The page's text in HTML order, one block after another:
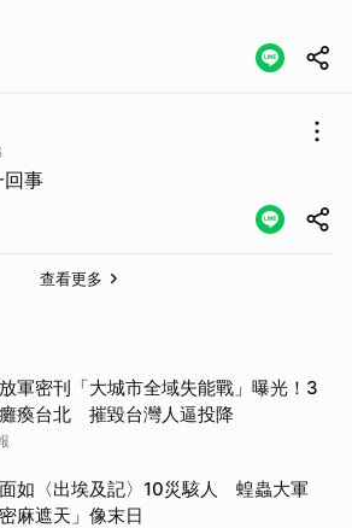
回事
查看更多
軍密刊「大城市全域失能戰」曝光！3
瘓台北 摧毀台灣人逼投降
如〈出埃及記〉10災駭人 蝗蟲大軍
密麻遮天」像末日